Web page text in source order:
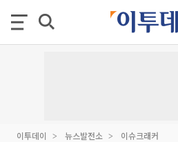
이투데이 뉴스발전소 이슈크래커